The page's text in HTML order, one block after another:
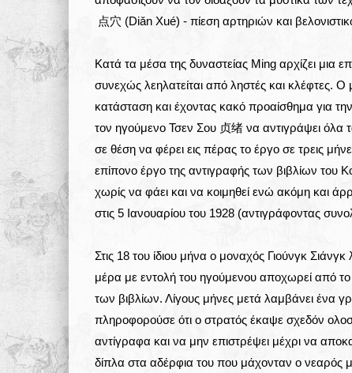
点穴 (Diǎn Xué) - πίεση αρτηριών και
Κατά τα μέσα της δυναστείας Ming αρχίζει
συνεχώς λεηλατείται από ληστές και κλέφτες. Ο
κατάσταση και έχοντας κακό προαίσθημα για
τον ηγούμενο Τσεν Σου 贞绪 να αντιγράψει όλα
σε θέση να φέρει εις πέρας το έργο σε τρεις
επίπονο έργο της αντιγραφής των βιβλίων του
χωρίς να φάει και να κοιμηθεί ενώ ακόμη και
στις 5 Ιανουαρίου του 1928 (αντιγράφοντας
Στις 18 του ίδιου μήνα ο μοναχός Γιούνγκ Σιάνγκ
μέρα με εντολή του ηγούμενου αποχωρεί από
των βιβλίων. Λίγους μήνες μετά λαμβάνει ένα
πληροφορούσε ότι ο στρατός έκαψε σχεδόν
αντίγραφα και να μην επιστρέψει μέχρι να
δίπλα στα αδέρφια του που μάχονταν ο νεαρός